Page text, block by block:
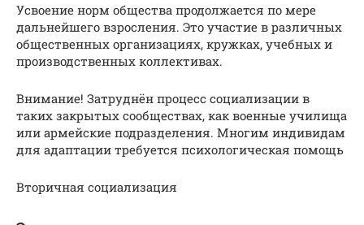
Усвоение норм общества продолжается по мере
дальнейшего взросления. Это участие в различных
общественных организациях, кружках, учебных и
производственных коллективах.
Внимание! Затруднён процесс социализации в
таких закрытых сообществах, как военные училища
или армейские подразделения. Многим индивидам
для адаптации требуется психологическая помощь
Вторичная социализация